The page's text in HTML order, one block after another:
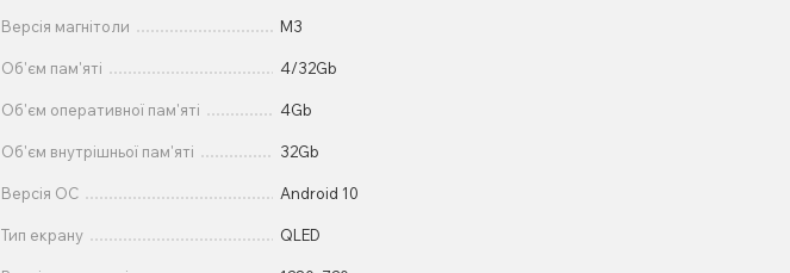
Версія магнітоли M3
Об'єм пам'яті 4/32Gb
Об'єм оперативної пам'яті 4Gb
Об'єм внутрішньої пам'яті 32Gb
Версія ОС Android 10
Тип екрану QLED